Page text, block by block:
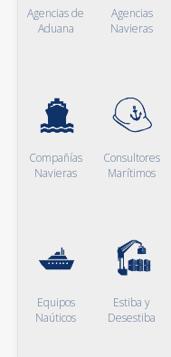
Agencias de
Aduana
Agencias
Navieras
Compañías
Navieras
Consultores
Marítimos
Equipos
Naúticos
Estiba y
Desestiba